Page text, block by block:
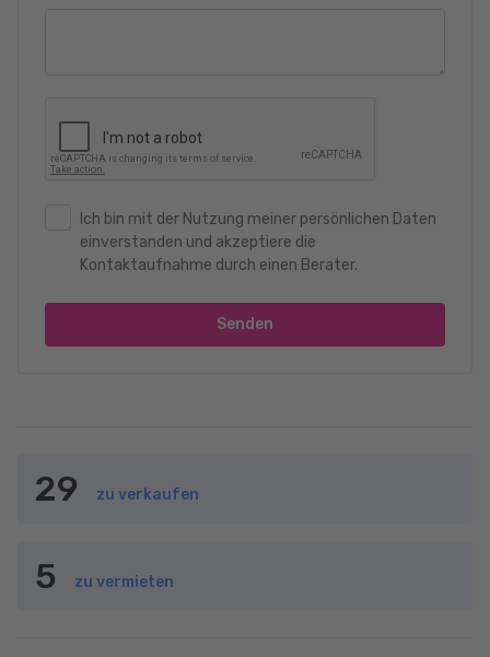
Ich bin mit der Nutzung meiner persönlichen Daten
einverstanden und akzeptiere die
Kontaktaufnahme durch einen Berater.
Senden
29 zu verkaufen
5 zu vermieten